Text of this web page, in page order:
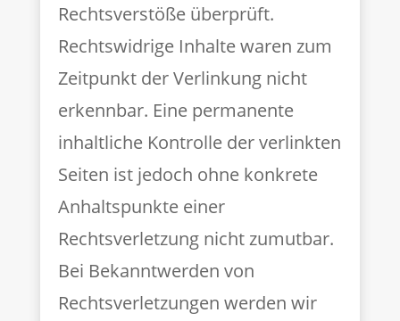
Rechtsverstöße überprüft.
Rechtswidrige Inhalte waren zum
Zeitpunkt der Verlinkung nicht
erkennbar. Eine permanente
inhaltliche Kontrolle der verlinkten
Seiten ist jedoch ohne konkrete
Anhaltspunkte einer
Rechtsverletzung nicht zumutbar.
Bei Bekanntwerden von
Rechtsverletzungen werden wir